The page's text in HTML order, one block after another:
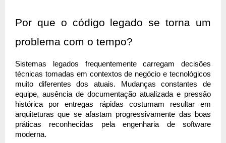
Por que o código legado se torna um
problema com o tempo?
Sistemas legados frequentemente carregam decisões
técnicas tomadas em contextos de negócio e tecnológicos
muito diferentes dos atuais. Mudanças constantes de
equipe, ausência de documentação atualizada e pressão
histórica por entregas rápidas costumam resultar em
arquiteturas que se afastam progressivamente das boas
práticas reconhecidas pela engenharia de software
moderna.